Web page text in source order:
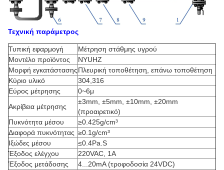
Τεχνική παράμετρος
Τυπική εφαρμογή
Μέτρηση στάθμης υγρού
Μοντέλο προϊόντος
NYUHZ
Μορφή εγκατάστασηςΠλευρική τοποθέτηση, επάνω τοποθέτηση
Κύριο υλικό
304,316
Εύρος μέτρησης
0~6μ
Ακρίβεια μέτρησης
±3mm, ±5mm, ±10mm, ±20mm
(προαιρετικό)
Πυκνότητα μέσου
≥0.425g/cm³
Διαφορά πυκνότητας ≥0.1g/cm³
Ιξώδες μέσου
≤0.4Pa.S
Έξοδος ελέγχου
220VAC, 1A
Έξοδος μετάδοσης
4...20mA (τροφοδοσία 24VDC)